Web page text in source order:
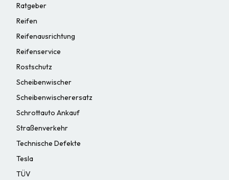
Ratgeber
Reifen
Reifenausrichtung
Reifenservice
Rostschutz
Scheibenwischer
Scheibenwischerersatz
Schrottauto Ankauf
Straßenverkehr
Technische Defekte
Tesla
TÜV